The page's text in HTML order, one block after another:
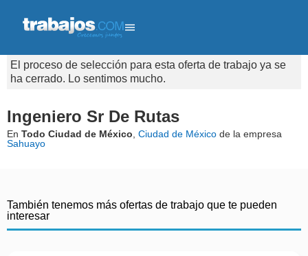
El proceso de selección para esta oferta de trabajo ya se
ha cerrado. Lo sentimos mucho.
Ingeniero Sr De Rutas
En Todo Ciudad de México Ciudad de México de la empresa
Sahuayo
También tenemos más ofertas de trabajo que te pueden
interesar